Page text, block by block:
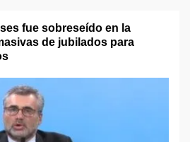
fue sobreseído en la
de jubilados para